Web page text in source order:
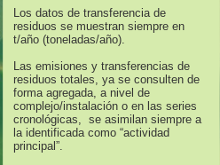
Los datos de transferencia de
residuos se muestran siempre en
t/año (toneladas/año).
Las emisiones y transferencias de
residuos totales, ya se consulten de
forma agregada, a nivel de
complejo/instalación o en las series
cronológicas, se asimilan siempre a
la identificada como “actividad
principal”.